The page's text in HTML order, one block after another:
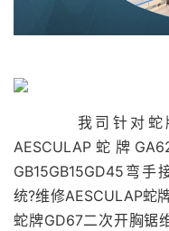
我司针对蛇
AESCULAP蛇牌
GB15GB15GD45弯
统?维修AESCULAP蛇
蛇牌GD67二次开胸锯